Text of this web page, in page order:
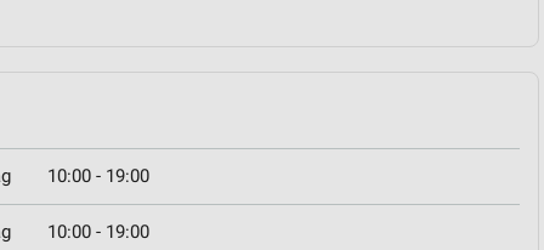
10:00 - 19:00
10:00 - 19:00